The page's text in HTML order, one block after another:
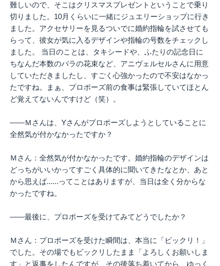
難しいので、そこはクリスマスプレゼントということで乗り
切りました。10月くらいに一緒にジュエリーショップに行き
ました。アクセサリーを見るついでに婚約指輪を試させても
らって、彼女が気に入るデザインや指輪の号数をチェックし
ました。 当日のことは、タキシードや、ふたりの記念日に
ちなんだ本数のバラの花束など、アニヴェルセルさんに用意
していただきましたし、すごく心強かったので不安はなかっ
たですね。まぁ、プロポーズ前の食事は緊張していてほとん
ど覚えてないんですけど（笑）。
――Ｍさんは、Yさんがプロポーズしようとしていることに
全然気が付かなかったですか？
Ｍさん：全然気が付かなかったです。婚約指輪のデザインは
どっちがいいかってすごく具体的に聞いてきたなとか、あと
から思えば......ってことはありますが、当日は全く分からな
かったですね。
――最後に、プロポーズを受けてみてどうでしたか？
Ｍさん：プロポーズを受けた瞬間は、本当に「ビックリ！」
でした。その場でもビックリしたまま「よろしくお願いしま
す」と返事をしたんですが、その後落ち着いてから、ゆっく